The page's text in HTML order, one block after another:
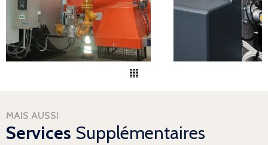
MAIS AUSSI
Services Supplémentaires